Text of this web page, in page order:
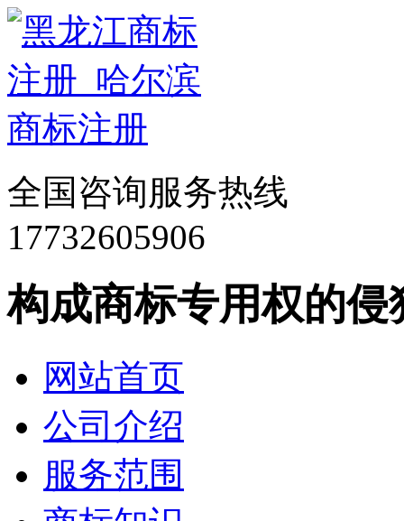
全国咨询服务热线
17732605906
构成商标专用权的侵
网站首页
公司介绍
服务范围